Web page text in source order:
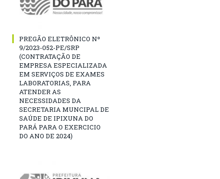
PREGÃO ELETRÔNICO Nº
9/2023-052-PE/SRP
(CONTRATAÇÃO DE
EMPRESA ESPECIALIZADA
EM SERVIÇOS DE EXAMES
LABORATORIAS, PARA
ATENDER AS
NECESSIDADES DA
SECRETARIA MUNCIPAL DE
SAÚDE DE IPIXUNA DO
PARÁ PARA O EXERCICIO
DO ANO DE 2024)